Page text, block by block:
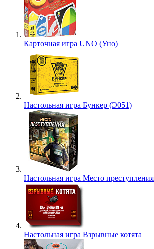
Карточная игра UNO (Уно)
Настольная игра Бункер (Э051)
Настольная игра Место преступления
Настольная игра Взрывные котята